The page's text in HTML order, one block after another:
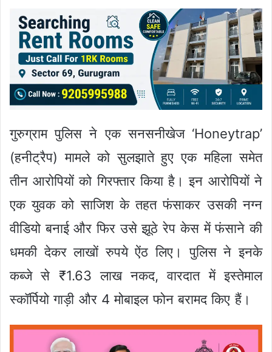
गुरुग्राम पुलिस ने एक सनसनीखेज ‘Honeytrap’
(हनीट्रैप) मामले को सुलझाते हुए एक महिला समेत
तीन आरोपियों को गिरफ्तार किया है। इन आरोपियों ने
एक युवक को साजिश के तहत फंसाकर उसकी नग्न
वीडियो बनाई और फिर उसे झूठे रेप केस में फंसाने की
धमकी देकर लाखों रुपये ऐंठ लिए। पुलिस ने इनके
कब्जे से ₹1.63 लाख नकद, वारदात में इस्तेमाल
स्कॉर्पियो गाड़ी और 4 मोबाइल फोन बरामद किए हैं।